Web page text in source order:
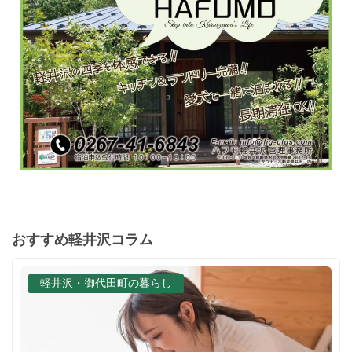
おすすめ軽井沢コラム
軽井沢・御代田町の暮らし